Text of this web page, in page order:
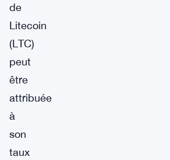
de
Litecoin
(LTC)
peut
être
attribuée
à
son
taux